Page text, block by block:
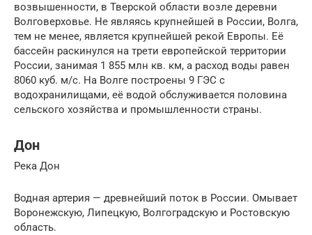
возвышенности, в Тверской области возле деревни
Волговерховье. Не являясь крупнейшей в России, Волга,
тем не менее, является крупнейшей рекой Европы. Её
бассейн раскинулся на трети европейской территории
России, занимая 1 855 млн кв. км, а расход воды равен
8060 куб. м/с. На Волге построены 9 ГЭС с
водохранилищами, её водой обслуживается половина
сельского хозяйства и промышленности страны.
Дон
Река Дон
Водная артерия — древнейший поток в России. Омывает
Воронежскую, Липецкую, Волгоградскую и Ростовскую
область.